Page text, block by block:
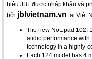
hiệu JBL được nhập khẩu và
bởi jblvietnam.vn tại Việt
The new Notepad 102,
audio performance with
technology in a highly-
Each 124 model has 4